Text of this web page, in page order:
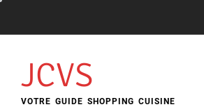
content
JCVS
VOTRE GUIDE SHOPPING CUISINE